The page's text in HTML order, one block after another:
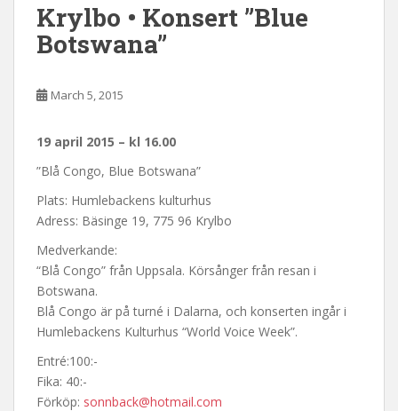
Krylbo • Konsert ”Blue
Botswana”
March 5, 2015
19 april 2015 – kl 16.00
”Blå Congo, Blue Botswana”
Plats: Humlebackens kulturhus
Adress: Bäsinge 19, 775 96 Krylbo
Medverkande:
“Blå Congo” från Uppsala. Körsånger från resan i
Botswana.
Blå Congo är på turné i Dalarna, och konserten ingår i
Humlebackens Kulturhus “World Voice Week”.
Entré:100:-
Fika: 40:-
Förköp: sonnback@hotmail.com